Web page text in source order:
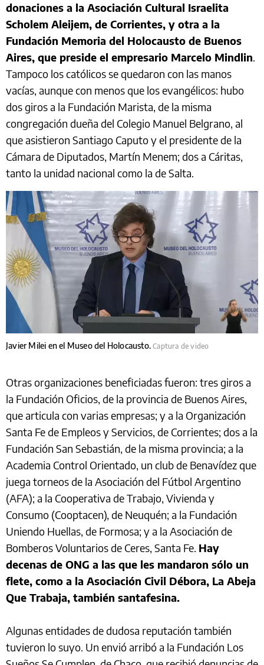
donaciones a la Asociación Cultural Israelita
Scholem Aleijem, de Corrientes, y otra a la
Fundación Memoria del Holocausto de Buenos
Aires, que preside el empresario Marcelo Mindlin.
Tampoco los católicos se quedaron con las manos
vacías, aunque con menos que los evangélicos: hubo
dos giros a la Fundación Marista, de la misma
congregación dueña del Colegio Manuel Belgrano, al
que asistieron Santiago Caputo y el presidente de la
Cámara de Diputados, Martín Menem; dos a Cáritas,
tanto la unidad nacional como la de Salta.
Javier Milei en el Museo del Holocausto.Captura de video
Otras organizaciones beneficiadas fueron: tres giros a
la Fundación Oficios, de la provincia de Buenos Aires,
que articula con varias empresas; y a la Organización
Santa Fe de Empleos y Servicios, de Corrientes; dos a la
Fundación San Sebastián, de la misma provincia; a la
Academia Control Orientado, un club de Benavídez que
juega torneos de la Asociación del Fútbol Argentino
(AFA); a la Cooperativa de Trabajo, Vivienda y
Consumo (Cooptacen), de Neuquén; a la Fundación
Uniendo Huellas, de Formosa; y a la Asociación de
Bomberos Voluntarios de Ceres, Santa Fe. Hay
decenas de ONG a las que les mandaron sólo un
flete, como a la Asociación Civil Débora, La Abeja
Que Trabaja, también santafesina.
Algunas entidades de dudosa reputación también
tuvieron lo suyo. Un envió arribó a la Fundación Los